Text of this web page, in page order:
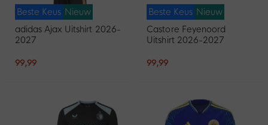
Beste Keus Nieuw
adidas Ajax Uitshirt 2026-
2027
99,99
Beste Keus Nieuw
Castore Feyenoord
Uitshirt 2026-2027
99,99